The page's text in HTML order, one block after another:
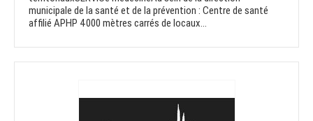
municipale de la santé et de la prévention : Centre de santé
affilié APHP 4000 mètres carrés de locaux...